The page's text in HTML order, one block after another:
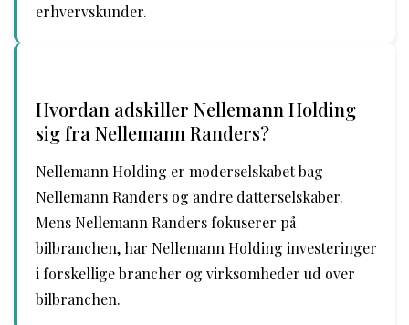
erhvervskunder.
Hvordan adskiller Nellemann Holding
sig fra Nellemann Randers?
Nellemann Holding er moderselskabet bag
Nellemann Randers og andre datterselskaber.
Mens Nellemann Randers fokuserer på
bilbranchen, har Nellemann Holding investeringer
i forskellige brancher og virksomheder ud over
bilbranchen.